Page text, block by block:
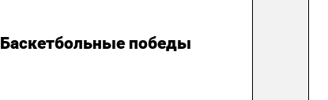
Баскетбольные победы